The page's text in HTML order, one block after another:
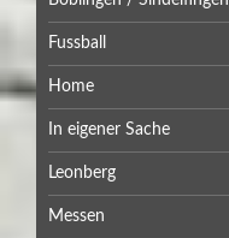
Fussball
Home
In eigener Sache
Leonberg
Messen